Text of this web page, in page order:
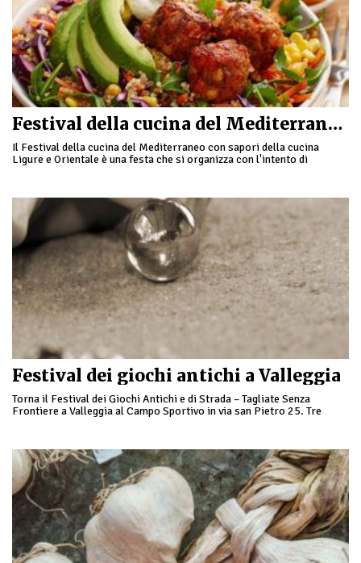
Festival della cucina del Mediterraneo a Rocchetta Nervina
Il Festival della cucina del Mediterraneo con sapori della cucina
Ligure e Orientale è una festa che si organizza con l'intento di
Festival dei giochi antichi a Valleggia
Torna il Festival dei Giochi Antichi e di Strada – Tagliate Senza
Frontiere a Valleggia al Campo Sportivo in via san Pietro 25. Tre